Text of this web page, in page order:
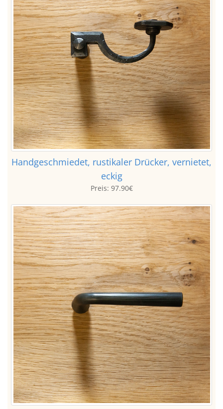
Handgeschmiedet, rustikaler Drücker, vernietet,
eckig
Preis: 97.90€